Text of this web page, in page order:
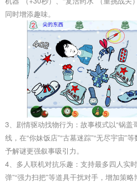
同时增添趣味。
3、剧情驱动找物行为‌：故事模式以“锅盖
线，在“你妹饭店”“古墓迷踪”“无尽宇宙”
予解谜更强叙事吸引力。
4、多人联机对抗乐趣‌：支持最多四人实
弹”“强力扫把”等道具干扰对手，增加策略